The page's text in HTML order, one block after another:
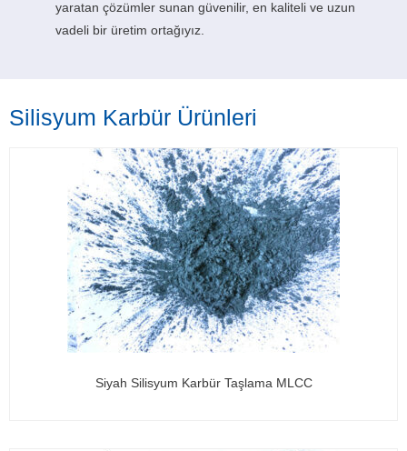
yaratan çözümler sunan güvenilir, en kaliteli ve uzun
vadeli bir üretim ortağıyız.
Silisyum Karbür Ürünleri
Siyah Silisyum Karbür Taşlama MLCC